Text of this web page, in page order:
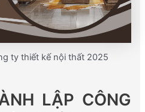
ty thiết kế nội thất 2025
LẬP CÔNG